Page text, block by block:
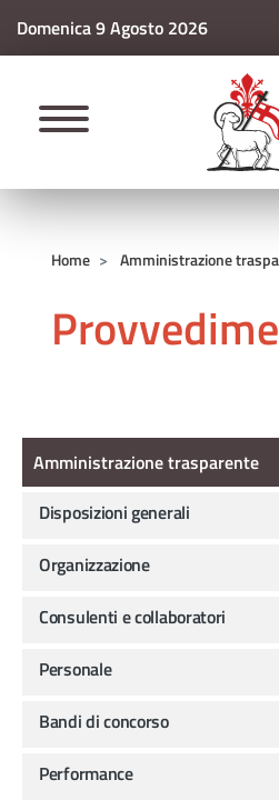
Domenica 9 Agosto 2026
Home Amministrazione
Amministrazione
Amministrazione trasparente
Disposizioni generali
Organizzazione
Consulenti e collaboratori
Personale
Bandi di concorso
Performance